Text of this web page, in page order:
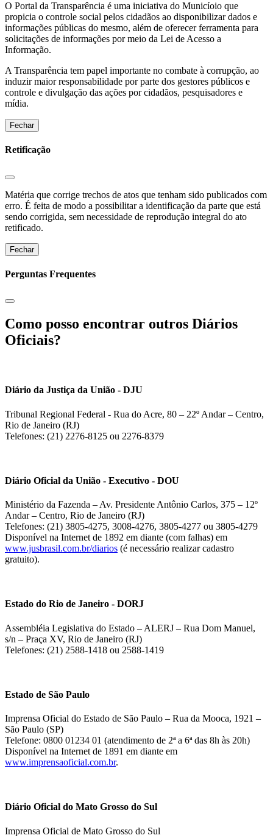
O Portal da Transparência é uma iniciativa do Municíoio que
propicia o controle social pelos cidadãos ao disponibilizar dados e
informações públicas do mesmo, além de oferecer ferramenta para
solicitações de informações por meio da Lei de Acesso a
Informação.
A Transparência tem papel importante no combate à corrupção, ao
induzir maior responsabilidade por parte dos gestores públicos e
controle e divulgação das ações por cidadãos, pesquisadores e
mídia.
Fechar
Retificação
Matéria que corrige trechos de atos que tenham sido publicados com
erro. É feita de modo a possibilitar a identificação da parte que está
sendo corrigida, sem necessidade de reprodução integral do ato
retificado.
Fechar
Perguntas Frequentes
Como posso encontrar outros Diários
Oficiais?
Diário da Justiça da União - DJU
Tribunal Regional Federal - Rua do Acre, 80 – 22º Andar – Centro,
Rio de Janeiro (RJ)
Telefones: (21) 2276-8125 ou 2276-8379
Diário Oficial da União - Executivo - DOU
Ministério da Fazenda – Av. Presidente Antônio Carlos, 375 – 12º
Andar – Centro, Rio de Janeiro (RJ)
Telefones: (21) 3805-4275, 3008-4276, 3805-4277 ou 3805-4279
Disponível na Internet de 1892 em diante (com falhas) em
www.jusbrasil.com.br/diarios (é necessário realizar cadastro
gratuito).
Estado do Rio de Janeiro - DORJ
Assembléia Legislativa do Estado – ALERJ – Rua Dom Manuel,
s/n – Praça XV, Rio de Janeiro (RJ)
Telefones: (21) 2588-1418 ou 2588-1419
Estado de São Paulo
Imprensa Oficial do Estado de São Paulo – Rua da Mooca, 1921 –
São Paulo (SP)
Telefone: 0800 01234 01 (atendimento de 2ª a 6ª das 8h às 20h)
Disponível na Internet de 1891 em diante em
www.imprensaoficial.com.br.
Diário Oficial do Mato Grosso do Sul
Imprensa Oficial de Mato Grosso do Sul